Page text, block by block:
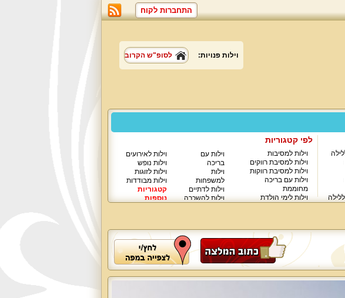
התחברות לקוח
וילות פנויות: לסופ"ש הקרוב
לפי קטגוריות
וילות למסיבות
וילות למסיבת רווקים
וילות למסיבת רווקות
וילות עם בריכה
מחוממת
וילות לימי הולדת
וילות עם
בריכה
וילות
למשפחות
וילות לדתיים
וילות להשכרה
וילות לאירועים
וילות נופש
וילות לזוגות
וילות מבודדות
קטגוריות
נוספות